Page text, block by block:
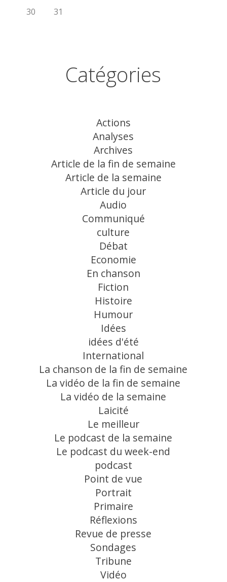
30
31
Catégories
Actions
Analyses
Archives
Article de la fin de semaine
Article de la semaine
Article du jour
Audio
Communiqué
culture
Débat
Economie
En chanson
Fiction
Histoire
Humour
Idées
idées d'été
International
La chanson de la fin de semaine
La vidéo de la fin de semaine
La vidéo de la semaine
Laicité
Le meilleur
Le podcast de la semaine
Le podcast du week-end
podcast
Point de vue
Portrait
Primaire
Réflexions
Revue de presse
Sondages
Tribune
Vidéo